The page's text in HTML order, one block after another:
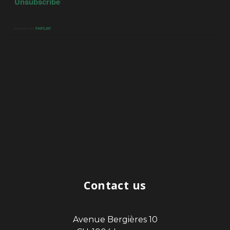
Contact us
Avenue Bergières 10